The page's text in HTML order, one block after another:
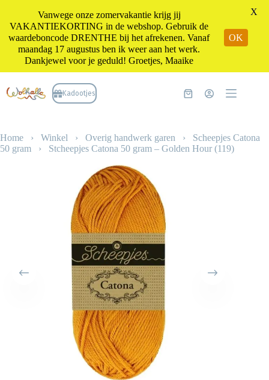
naar
de
Kadootjes Winkelwagen
Home › Winkel › Overig handwerk garen › Scheepjes Catona
50 gram › Stcheepjes Catona 50 gram – Golden Hour (119)
Vanwege onze zomervakantie krijg jij
VAKANTIEKORTING in de webshop. Gebruik de
waardeboncode DRENTHE bij het afrekenen. Vanaf
maandag 17 augustus ben ik weer aan het werk.
Dankjewel voor je geduld! Groetjes, Maaike
OK
X